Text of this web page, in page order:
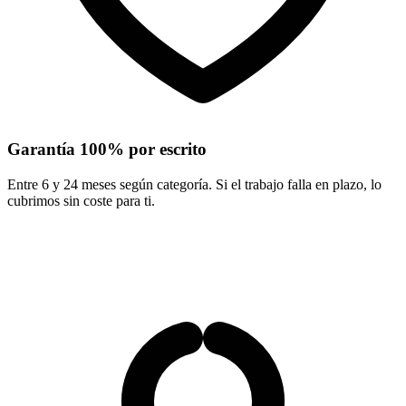
Garantía 100% por escrito
Entre 6 y 24 meses según categoría. Si el trabajo falla en plazo, lo
cubrimos sin coste para ti.